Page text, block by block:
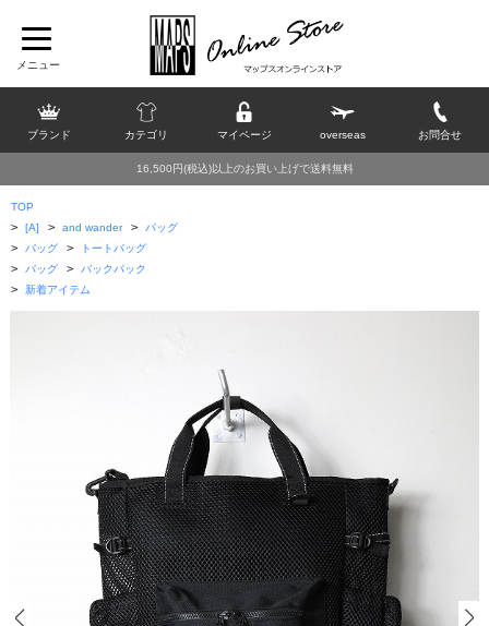
ブランド カテゴリ マイページ overseas お問合せ
16,500円(税込)以上のお買い上げで送料無料
TOP
> [A] > and wander > バッグ
> バッグ > トートバッグ
> バッグ > バックパック
> 新着アイテム